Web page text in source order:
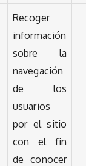
Recoger
información
sobre la
navegación
de los
usuarios
por el sitio
con el fin
de conocer